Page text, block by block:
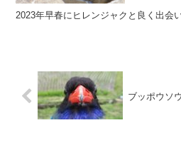
2023年早春にヒレンジャクと良く出会
ブッポウソ